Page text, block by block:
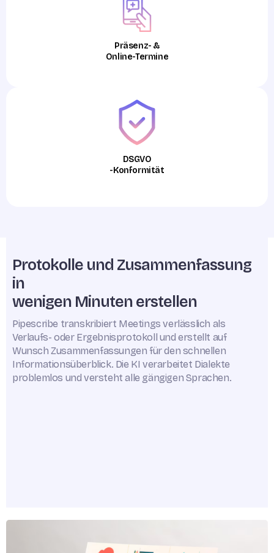
Präsenz- &
Online-Termine
DSGVO
-Konformität
Protokolle und Zusammenfassung
in
wenigen Minuten erstellen
Pipescribe transkribiert Meetings verlässlich als
Verlaufs- oder Ergebnisprotokoll und erstellt auf
Wunsch Zusammenfassungen für den schnellen
Informationsüberblick. Die KI verarbeitet Dialekte
problemlos und versteht alle gängigen Sprachen.